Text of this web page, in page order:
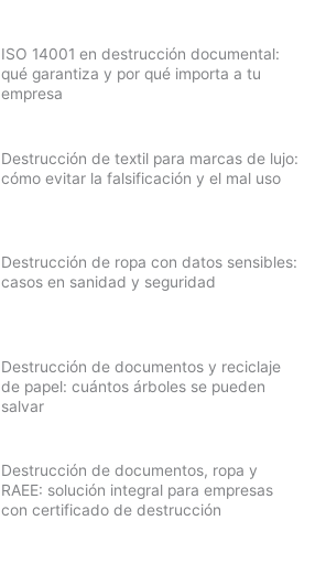
ISO 14001 en destrucción documental:
qué garantiza y por qué importa a tu
empresa
Destrucción de textil para marcas de lujo:
cómo evitar la falsificación y el mal uso
Destrucción de ropa con datos sensibles:
casos en sanidad y seguridad
Destrucción de documentos y reciclaje
de papel: cuántos árboles se pueden
salvar
Destrucción de documentos, ropa y
RAEE: solución integral para empresas
con certificado de destrucción